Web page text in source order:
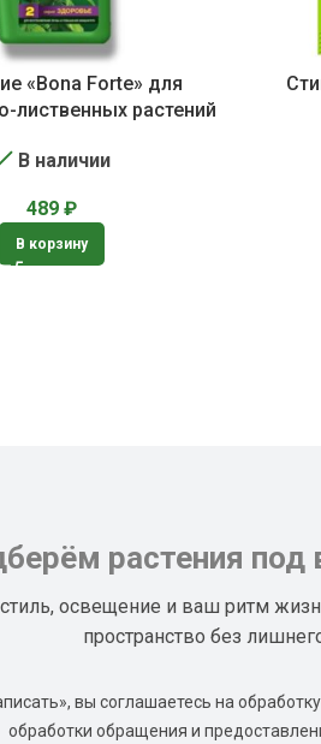
«Bona Forte» для
лиственных растений
В наличии
489 ₽
В корзину
растения под
освещение и ваш ритм
пространство без
вы соглашаетесь на
обработки обращения и